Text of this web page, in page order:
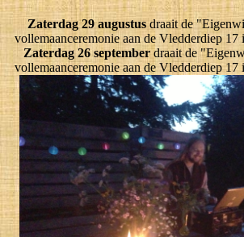
Zaterdag 29 augustusdraait de
vollemaanceremonie aan de Vledderdiep
Zaterdag 26 septemberdraait de
vollemaanceremonie aan de Vledderdiep